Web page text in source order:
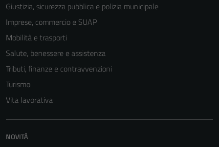
Giustizia, sicurezza pubblica e polizia municipale
Imprese, commercio e SUAP
Mobilità e trasporti
Salute, benessere e assistenza
Tributi, finanze e contravvenzioni
Turismo
Vita lavorativa
NOVITÀ